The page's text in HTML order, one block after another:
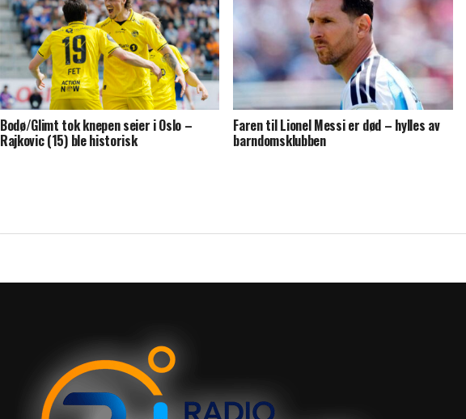
Bodø/Glimt tok knepen seier i Oslo –
Rajkovic (15) ble historisk
Faren til Lionel Messi er død – hylles av
barndomsklubben